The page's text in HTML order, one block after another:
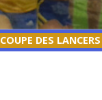
COUPE DES LANCERS